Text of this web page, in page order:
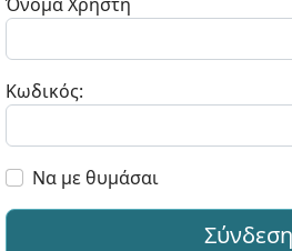
Κωδικός:
Να με θυμάσαι
Σύνδεση